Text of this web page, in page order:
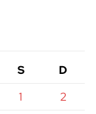
S
D
1
2